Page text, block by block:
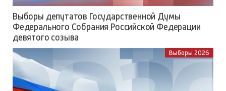
Выборы депутатов Государственной Думы
Федерального Собрания Российской Федерации
девятого созыва
Выборы 2026